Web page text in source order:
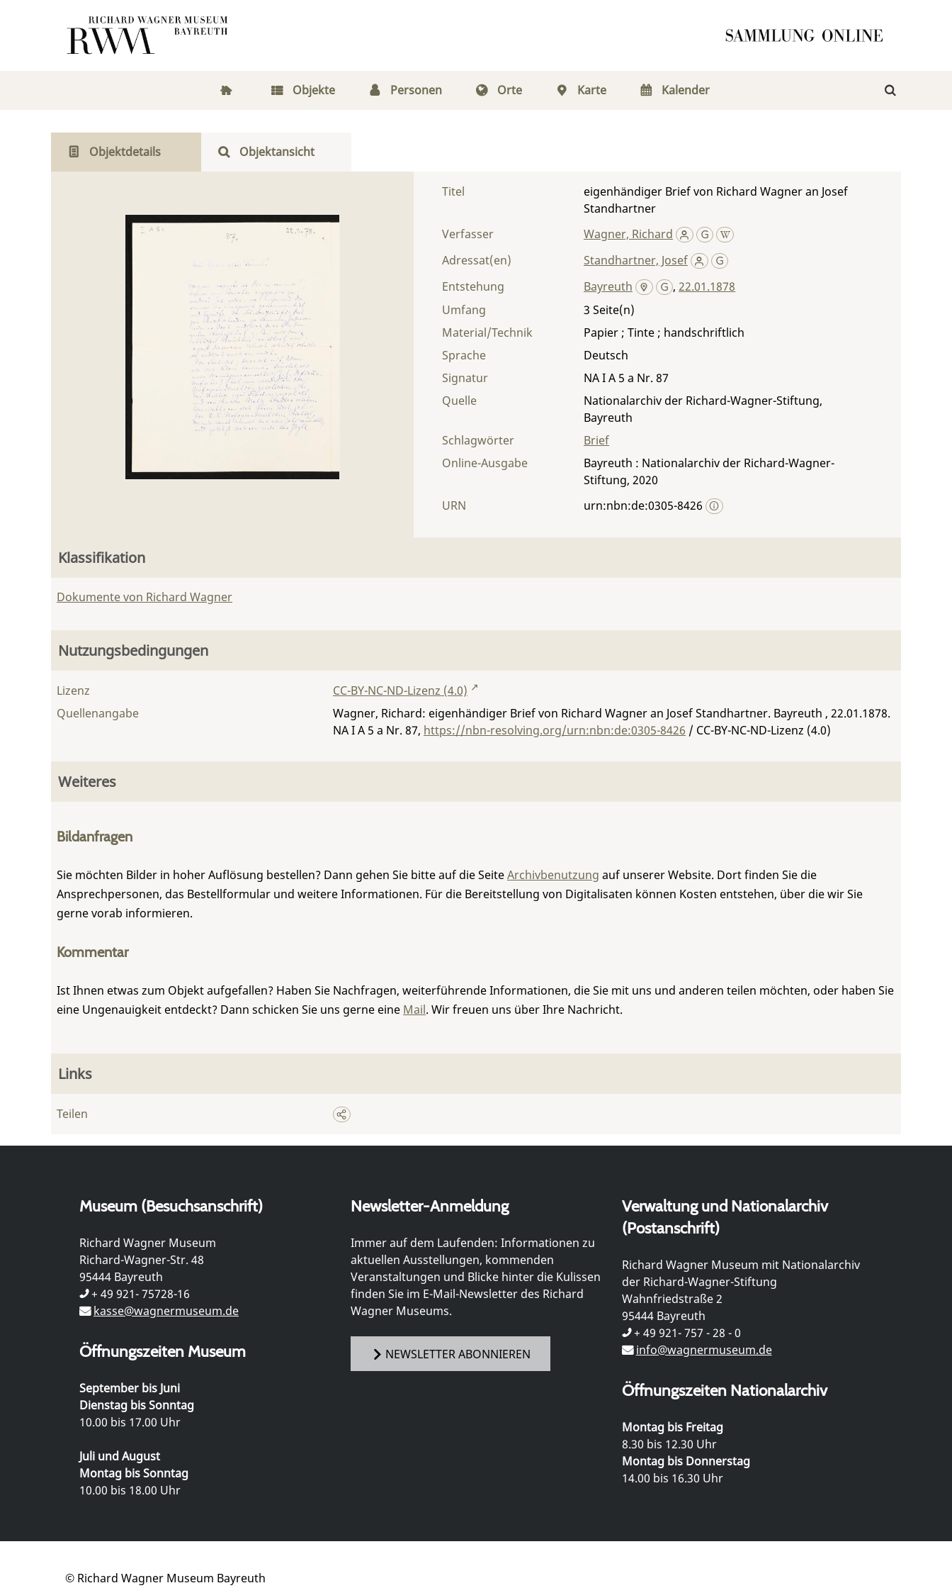
Objekte Personen Orte Karte Kalender
Objektdetails Objektansicht
Titel
eigenhändiger Brief von Richard Wagner an Josef
Standhartner
Verfasser
Wagner, Richard
Adressat(en)
Standhartner, Josef
Entstehung
Bayreuth ,22.01.1878
Umfang
3
Material/Technik
Papier ; Tinte ; handschriftlich
Sprache
Deutsch
Signatur
NA I A 5 a Nr. 87
Quelle
Nationalarchiv der Richard-Wagner-Stiftung,
Bayreuth
Schlagwörter
Brief
Online-Ausgabe
Bayreuth : Nationalarchiv der Richard-Wagner-
Stiftung, 2020
URN
urn:nbn:de:0305-8426
Klassifikation
Dokumente von Richard Wagner
Nutzungsbedingungen
Lizenz
CC-BY-NC-ND-Lizenz (4.0)
Quellenangabe
Wagner, Richard: eigenhändiger Brief von Richard Wagner an Josef Standhartner. Bayreuth , 22.01.1878.
NA I A 5 a Nr. 87, https://nbn-resolving.org/urn:nbn:de:0305-8426 / CC-BY-NC-ND-Lizenz (4.0)
Weiteres
Bildanfragen
Sie möchten Bilder in hoher Auflösung bestellen? Dann gehen Sie bitte auf die SeiteArchivbenutzung auf unserer Website. Dort finden Sie die
Ansprechpersonen, das Bestellformular und weitere Informationen. Für die Bereitstellung von Digitalisaten können Kosten entstehen, über die wir Sie
gerne vorab informieren.
Kommentar
Ist Ihnen etwas zum Objekt aufgefallen? Haben Sie Nachfragen, weiterführende Informationen, die Sie mit uns und anderen teilen möchten, oder haben Sie
eine Ungenauigkeit entdeckt? Dann schicken Sie uns gerne eine Mail. Wir freuen uns über Ihre Nachricht.
Links
Teilen
Museum (Besuchsanschrift)
Richard Wagner Museum
Richard-Wagner-Str. 48
95444 Bayreuth
+ 49 921- 75728-16
kasse@wagnermuseum.de
Öffnungszeiten Museum
September bis Juni
Dienstag bis Sonntag
10.00 bis 17.00 Uhr
Juli und August
Montag bis Sonntag
10.00 bis 18.00 Uhr
Newsletter-Anmeldung
Immer auf dem Laufenden: Informationen zu
aktuellen Ausstellungen, kommenden
Veranstaltungen und Blicke hinter die Kulissen
finden Sie im E-Mail-Newsletter des Richard
Wagner Museums.
NEWSLETTER ABONNIEREN
Verwaltung und Nationalarchiv
(Postanschrift)
Richard Wagner Museum mit Nationalarchiv
der Richard-Wagner-Stiftung
Wahnfriedstraße 2
95444 Bayreuth
+ 49 921- 757 - 28 - 0
info@wagnermuseum.de
Öffnungszeiten Nationalarchiv
Montag bis Freitag
8.30 bis 12.30 Uhr
Montag bis Donnerstag
14.00 bis 16.30 Uhr
© Richard Wagner Museum Bayreuth